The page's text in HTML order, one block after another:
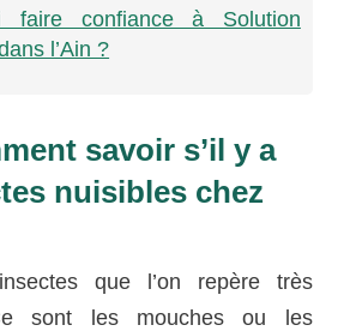
faire confiance à Solution
l’Ain ?
savoir s’il y a
nuisibles chez
que l’on repère très
sont les mouches ou les